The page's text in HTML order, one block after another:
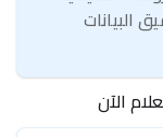
البيانات
الآن